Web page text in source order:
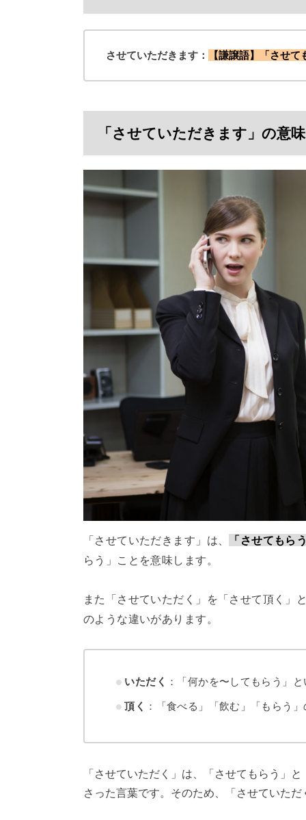
させていただきます： 【謙譲語】「させ
「させていただきます」の意
「させていただきます」は、
「させてもら
らう」ことを意味します。
また「させていただく」を「させて頂く」
のような違いがあります。
いただく ：「何かを〜してもらう」
頂く ：「食べる」「飲む」「もらう
「させていただく」は、「させてもらう」
さった言葉です。そのため、「させていた